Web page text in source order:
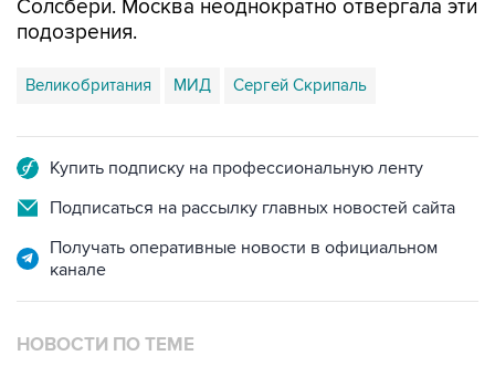
Великобритания
Подписаться на рассылку главных новостей сайта
Получать оперативные новости в официальном
НОВОСТИ ПО ТЕМЕ
16 марта 2018 года 19:15